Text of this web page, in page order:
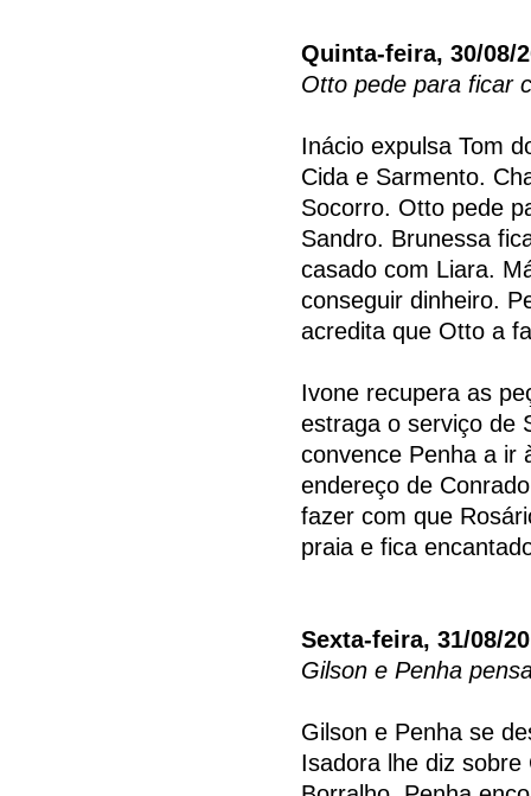
Quinta-feira, 30/08/
Otto pede para ficar
Inácio expulsa Tom
Cida e Sarmento.
Socorro. Otto pede
Sandro. Brunessa
casado com Liara.
conseguir dinheiro.
acredita que Otto a
Ivone recupera as
estraga o serviço de
convence Penha a ir
endereço de
fazer com que
praia e fica
Sexta-feira, 31/08/
Gilson e Penha
Gilson e Penha se
Isadora lhe diz